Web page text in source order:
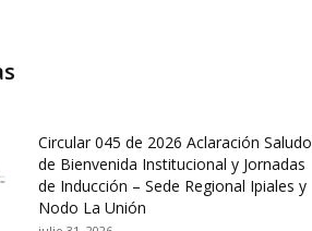
Circular 045 de 2026 Aclaración Saludo
de Bienvenida Institucional y Jornadas
de Inducción – Sede Regional Ipiales y
Nodo La Unión